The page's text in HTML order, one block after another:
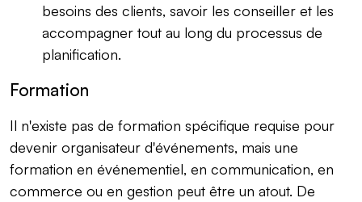
besoins des clients, savoir les conseiller et les
accompagner tout au long du processus de
planification.
Formation
Il n'existe pas de formation spécifique requise pour
devenir organisateur d'événements, mais une
formation en événementiel, en communication, en
commerce ou en gestion peut être un atout. De